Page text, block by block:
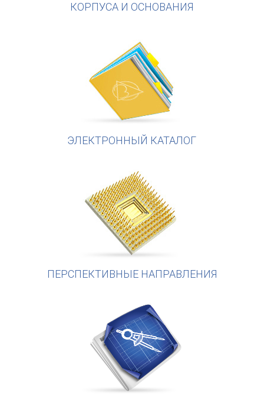
КОРПУСА И ОСНОВАНИЯ
ЭЛЕКТРОННЫЙ КАТАЛОГ
ПЕРСПЕКТИВНЫЕ НАПРАВЛЕНИЯ